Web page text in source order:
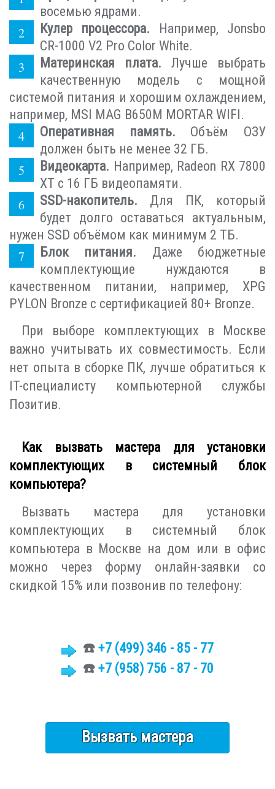
восемью ядрами.
Кулер процессора. Например, Jonsbo
CR-1000 V2 Pro Color White.
Материнская плата. Лучше выбрать
качественную модель с мощной
системой питания и хорошим охлаждением,
например, MSI MAG B650M MORTAR WIFI.
Оперативная память. Объём ОЗУ
должен быть не менее 32 ГБ.
Видеокарта. Например, Radeon RX 7800
XT с 16 ГБ видеопамяти.
SSD-накопитель. Для ПК, который
будет долго оставаться актуальным,
нужен SSD объёмом как минимум 2 ТБ.
Блок питания. Даже бюджетные
комплектующие нуждаются в
качественном питании, например, XPG
PYLON Bronze с сертификацией 80+ Bronze.
При выборе комплектующих в Москве
важно учитывать их совместимость. Если
нет опыта в сборке ПК, лучше обратиться к
IT-специалисту компьютерной службы
Позитив.
Как вызвать мастера для установки
комплектующих в системный блок
компьютера?
Вызвать мастера для установки
комплектующих в системный блок
компьютера в Москве на дом или в офис
можно через форму онлайн-заявки со
скидкой 15% или позвонив по телефону:
☎️ +7 (499) 346 - 85 - 77
☎️ +7 (958) 756 - 87 - 70
Вызвать мастера